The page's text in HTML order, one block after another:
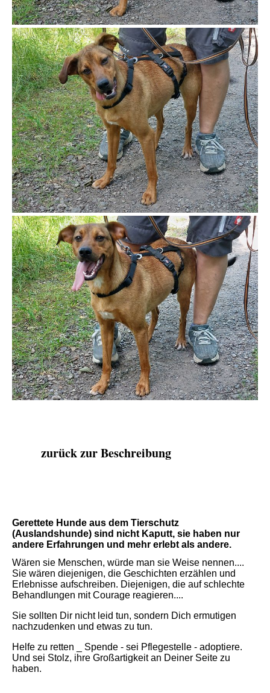
zurück zur Beschreibung
Gerettete Hunde aus dem Tierschutz
(Auslandshunde) sind nicht Kaputt, sie haben nur
andere Erfahrungen und mehr erlebt als andere.
Wären sie Menschen, würde man sie Weise nennen....
Sie wären diejenigen, die Geschichten erzählen und
Erlebnisse aufschreiben. Diejenigen, die auf schlechte
Behandlungen mit Courage reagieren....
Sie sollten Dir nicht leid tun, sondern Dich ermutigen
nachzudenken und etwas zu tun.
Helfe zu retten _ Spende - sei Pflegestelle - adoptiere.
Und sei Stolz, ihre Großartigkeit an Deiner Seite zu
haben.